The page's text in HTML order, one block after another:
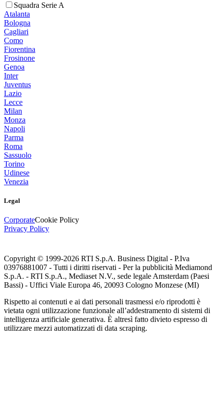
Squadra Serie A
Atalanta
Bologna
Cagliari
Como
Fiorentina
Frosinone
Genoa
Inter
Juventus
Lazio
Lecce
Milan
Monza
Napoli
Parma
Roma
Sassuolo
Torino
Udinese
Venezia
Legal
CorporateCookie Policy
Privacy Policy
Copyright © 1999-2026 RTI S.p.A. Business Digital - P.Iva
03976881007 - Tutti i diritti riservati - Per la pubblicità Mediamond
S.p.A. - RTI S.p.A., Mediaset N.V., sede legale Amsterdam (Paesi
Bassi) - Uffici Viale Europa 46, 20093 Cologno Monzese (MI)
Rispetto ai contenuti e ai dati personali trasmessi e/o riprodotti è
vietata ogni utilizzazione funzionale all’addestramento di sistemi di
intelligenza artificiale generativa. È altresì fatto divieto espresso di
utilizzare mezzi automatizzati di data scraping.